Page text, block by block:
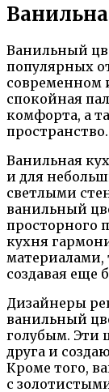
Ванильный
популярных
современном
спокойная
комфорта, а
пространство.
Ванильная
и для
светлыми
ванильный
просторного
кухня
материалами,
создавая еще
Дизайнеры
ванильный
голубым. Эти
друга и
Кроме того,
с